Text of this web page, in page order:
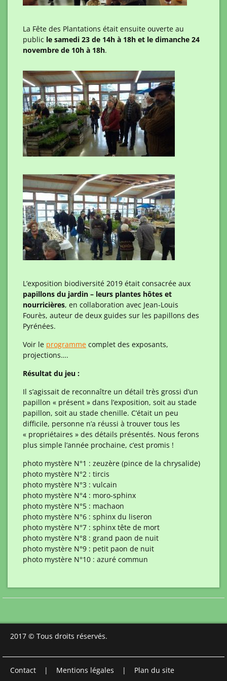
La Fête des Plantations était ensuite ouverte au
public le samedi 23 de 14h à 18h et le dimanche 24
novembre de 10h à 18h.
L’exposition biodiversité 2019 était consacrée aux
papillons du jardin – leurs plantes hôtes et
nourricières, en collaboration avec Jean-Louis
Fourès, auteur de deux guides sur les papillons des
Pyrénées.
Voir le programme complet des exposants,
projections….
Résultat du jeu :
Il s’agissait de reconnaître un détail très grossi d’un
papillon « présent » dans l’exposition, soit au stade
papillon, soit au stade chenille. C’était un peu
difficile, personne n’a réussi à trouver tous les
« propriétaires » des détails présentés. Nous ferons
plus simple l’année prochaine, c’est promis !
photo mystère N°1 : zeuzère (pince de la chrysalide)
photo mystère N°2 : tircis
photo mystère N°3 : vulcain
photo mystère N°4 : moro-sphinx
photo mystère N°5 : machaon
photo mystère N°6 : sphinx du liseron
photo mystère N°7 : sphinx tête de mort
photo mystère N°8 : grand paon de nuit
photo mystère N°9 : petit paon de nuit
photo mystère N°10 : azuré commun
2017 © Tous droits réservés.
Contact | Mentions légales | Plan du site